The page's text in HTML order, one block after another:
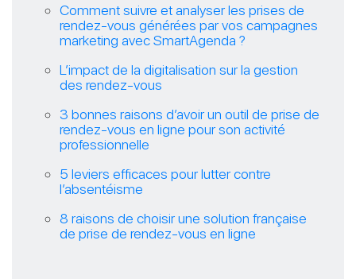
Comment suivre et analyser les prises de
rendez-vous générées par vos campagnes
marketing avec SmartAgenda ?
L’impact de la digitalisation sur la gestion
des rendez-vous
3 bonnes raisons d’avoir un outil de prise de
rendez-vous en ligne pour son activité
professionnelle
5 leviers efficaces pour lutter contre
l’absentéisme
8 raisons de choisir une solution française
de prise de rendez-vous en ligne